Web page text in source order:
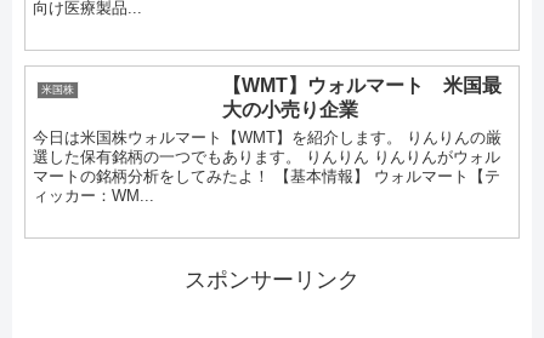
向け医療製品...
米国株
【WMT】ウォルマート 米国最
大の小売り企業
今日は米国株ウォルマート【WMT】を紹介します。 りんりんの厳
選した保有銘柄の一つでもあります。 りんりん りんりんがウォル
マートの銘柄分析をしてみたよ！ 【基本情報】 ウォルマート【テ
ィッカー：WM...
スポンサーリンク